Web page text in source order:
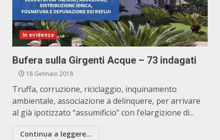
In evidenza
Bufera sulla Girgenti Acque – 73 indagati
18 Gennaio 2018
Truffa, corruzione, riciclaggio, inquinamento
ambientale, associazione a delinquere, per arrivare
al già ipotizzato “assumificio” con l’elargizione di...
Continua a leggere...